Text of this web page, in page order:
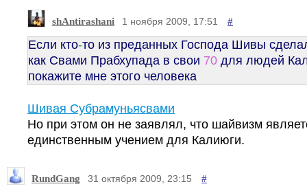
shAntirashani 1 ноября 2009, 17:51 #
Если кто-то из преданных Господа Шивы
как Свами Прабхупада в свои 70 для людей
покажите мне этого человека
Шивая Субрамуньясвами
Но при этом он не заявлял, что шайвизм
единственным учением для Калиюги.
RundGang 31 октября 2009, 23:15 #